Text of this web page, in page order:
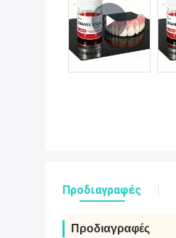
Προδιαγραφές
Προδιαγραφές